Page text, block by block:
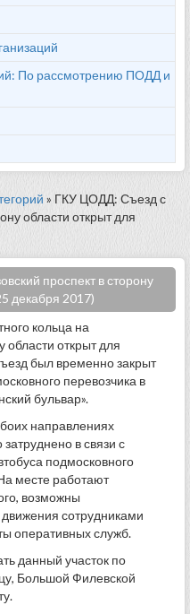
По рассмотрению ПОДД и
» ГКУ ЦОДД: Съезд с
области открыт для
проспект в сторону
декабря 2017)
кольца на
области открыт для
был временно закрыт
перевозчика в
бульвар».
направлениях
затруднено в связи с
подмосковного
месте работают
возможны
сотрудниками
оперативных служб.
данный участок по
Большой Филевской